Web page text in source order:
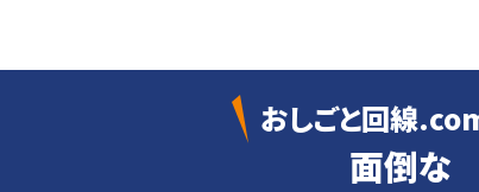
おしごと回線
面倒な